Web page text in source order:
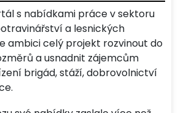
s nabídkami práce v sektoru
a lesnických
ambici celý projekt rozvinout do
a usnadnit zájemcům
brigád, stáží, dobrovolnictví